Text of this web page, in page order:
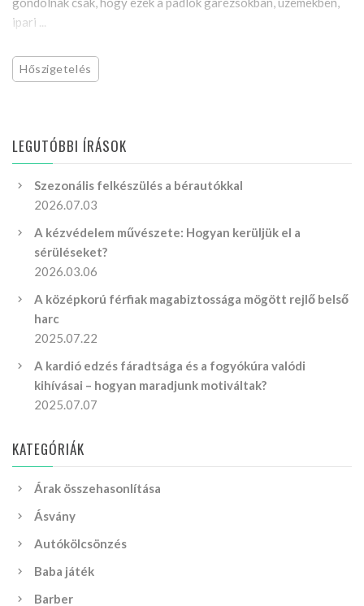
ipari ...
Hőszigetelés
LEGUTÓBBI ÍRÁSOK
Szezonális felkészülés a bérautókkal
2026.07.03
A kézvédelem művészete: Hogyan kerüljük el a
sérüléseket?
2026.03.06
A középkorú férfiak magabiztossága mögött rejlő belső
harc
2025.07.22
A kardió edzés fáradtsága és a fogyókúra valódi
kihívásai – hogyan maradjunk motiváltak?
2025.07.07
KATEGÓRIÁK
Árak összehasonlítása
Ásvány
Autókölcsönzés
Baba játék
Barber